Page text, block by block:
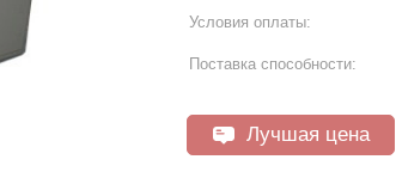
Условия оплаты:
Поставка способности:
Лучшая цена